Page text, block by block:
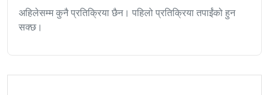
अहिलेसम्म कुनै प्रतिक्रिया छैन। पहिलो प्रतिक्रिया तपाईंको हुन
सक्छ।